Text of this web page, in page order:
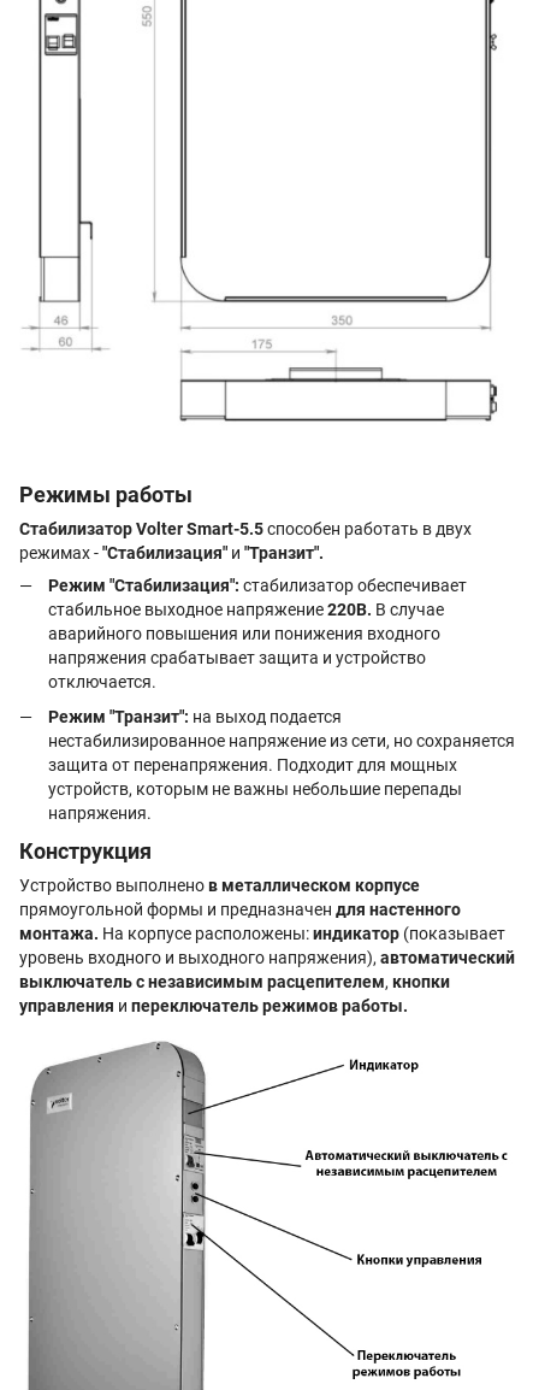
Режимы работы
Стабилизатор Volter Smart-5.5способен работать в двух
режимах -"Стабилизация" и "Транзит".
Режим "Стабилизация": стабилизатор обеспечивает
стабильное выходное напряжение220В. В случае
аварийного повышения или понижения входного
напряжения срабатывает защита и устройство
отключается.
Режим "Транзит": на выход подается
нестабилизированное напряжение из сети, но сохраняется
защита от перенапряжения. Подходит для мощных
устройств, которым не важны небольшие перепады
напряжения.
Конструкция
Устройство выполненов металлическом корпусе
прямоугольной формы и предназначен для настенного
монтажа. На корпусе расположены:индикатор (показывает
уровень входного и выходного напряжения), автоматический
выключатель с независимым расцепителем, кнопки
управления и переключатель режимов работы.